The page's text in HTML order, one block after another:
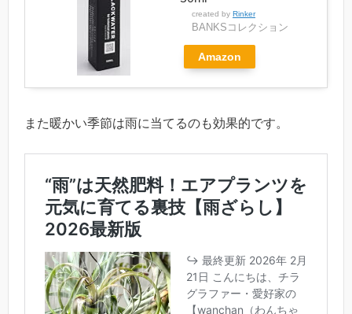
created by Rinker
BANKSコレクション
Amazon
また暖かい季節は雨に当てるのも効果的です。